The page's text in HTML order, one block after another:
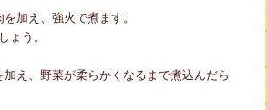
加え、強火で煮ます。
ょう。
え、野菜が柔らかくなるまで煮込んだら